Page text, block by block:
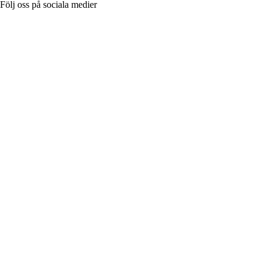
Följ oss på sociala medier